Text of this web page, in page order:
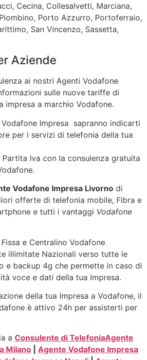
Cecina, Collesalvetti, Marciana,
Porto Azzurro, Portoferraio,
San Vincenzo, Sassetta,
Aziende
ai nostri Agenti Vodafone
sulle nuove tariffe di
impresa a marchio Vodafone.
Impresa sapranno indicarti
per i servizi di telefonia della tua
Partita Iva con la consulenza gratuita
Vodafone Impresa Livorno di
offerte di telefonia mobile, Fibra e
e tutti i vantaggi Vodafone
e Centralino Vodafone
illimitate Nazionali verso tutte le
e backup 4g che permette in caso di
voce e dati della tua Impresa.
della tua Impresa a Vodafone, il
è attivo 24h per assisterti per
a Consulente di TelefoniaAgente
Milano
Agente Vodafone Impresa